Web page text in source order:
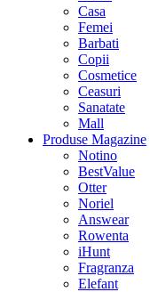
Casa
Femei
Barbati
Copii
Cosmetice
Ceasuri
Sanatate
Mall
Produse Magazine
Notino
BestValue
Otter
Noriel
Answear
Rowenta
iHunt
Fragranza
Elefant